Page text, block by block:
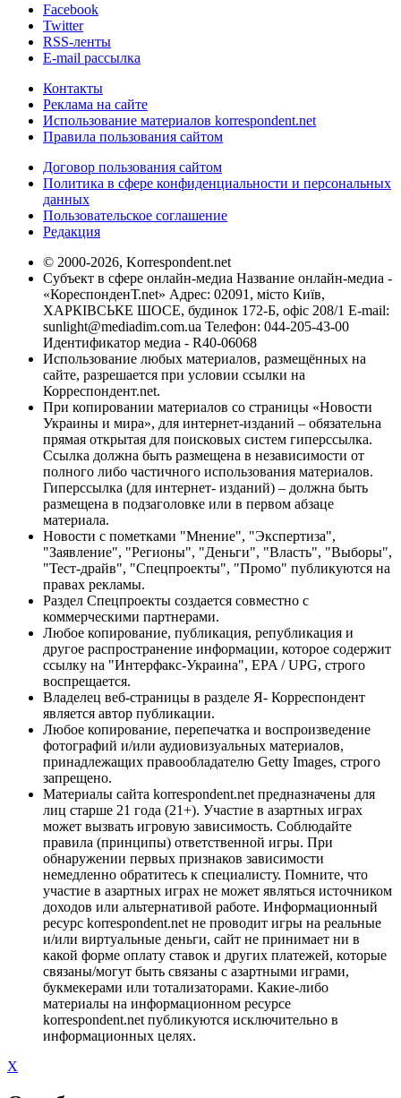
Facebook
Twitter
RSS-ленты
E-mail рассылка
Контакты
Реклама на сайте
Использование материалов korrespondent.net
Правила пользования сайтом
Договор пользования сайтом
Политика в сфере конфиденциальности и персональных
данных
Пользовательское соглашение
Редакция
© 2000-2026, Korrespondent.net
Субъект в сфере онлайн-медиа Название онлайн-медиа -
«КореспонденТ.net» Адрес: 02091, місто Київ,
ХАРКІВСЬКЕ ШОСЕ, будинок 172-Б, офіс 208/1 E-mail:
sunlight@mediadim.com.ua Телефон: 044-205-43-00
Идентификатор медиа - R40-06068
Использование любых материалов, размещённых на
сайте, разрешается при условии ссылки на
Корреспондент.net.
При копировании материалов со страницы «Новости
Украины и мира», для интернет-изданий – обязательна
прямая открытая для поисковых систем гиперссылка.
Ссылка должна быть размещена в независимости от
полного либо частичного использования материалов.
Гиперссылка (для интернет- изданий) – должна быть
размещена в подзаголовке или в первом абзаце
материала.
Новости с пометками "Мнение", "Экспертиза",
"Заявление", "Регионы", "Деньги", "Власть", "Выборы",
"Тест-драйв", "Спецпроекты", "Промо" публикуются на
правах рекламы.
Раздел Спецпроекты создается совместно с
коммерческими партнерами.
Любое копирование, публикация, републикация и
другое распространение информации, которое содержит
ссылку на "Интерфакс-Украина", EPA / UPG, строго
воспрещается.
Владелец веб-страницы в разделе Я- Корреспондент
является автор публикации.
Любое копирование, перепечатка и воспроизведение
фотографий и/или аудиовизуальных материалов,
принадлежащих правообладателю Getty Images, строго
запрещено.
Материалы сайта korrespondent.net предназначены для
лиц старше 21 года (21+). Участие в азартных играх
может вызвать игровую зависимость. Соблюдайте
правила (принципы) ответственной игры. При
обнаружении первых признаков зависимости
немедленно обратитесь к специалисту. Помните, что
участие в азартных играх не может являться источником
доходов или альтернативой работе. Информационный
ресурс korrespondent.net не проводит игры на реальные
и/или виртуальные деньги, сайт не принимает ни в
какой форме оплату ставок и других платежей, которые
связаны/могут быть связаны с азартными играми,
букмекерами или тотализаторами. Какие-либо
материалы на информационном ресурсе
korrespondent.net публикуются исключительно в
информационных целях.
X